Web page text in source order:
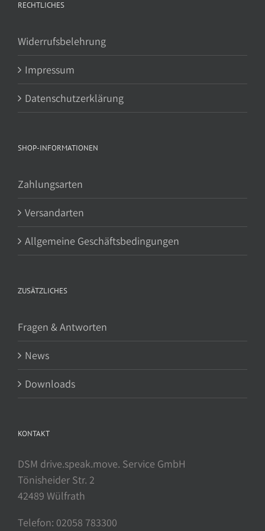
RECHTLICHES
Widerrufsbelehrung
Impressum
Datenschutzerklärung
SHOP-INFORMATIONEN
Zahlungsarten
Versandarten
Allgemeine Geschäftsbedingungen
ZUSÄTZLICHES
Fragen & Antworten
News
Downloads
KONTAKT
DSM drive.speak.move. Service GmbH
Tönisheider Str. 2
42489 Wülfrath
Telefon: 02058 783300